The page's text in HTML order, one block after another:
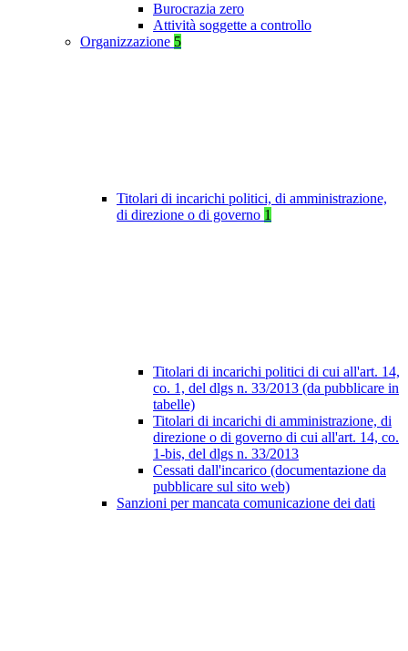
Burocrazia zero
Attività soggette a controllo
Organizzazione 5
Titolari di incarichi politici, di amministrazione,
di direzione o di governo 1
Titolari di incarichi politici di cui all'art. 14,
co. 1, del dlgs n. 33/2013 (da pubblicare in
tabelle)
Titolari di incarichi di amministrazione, di
direzione o di governo di cui all'art. 14, co.
1-bis, del dlgs n. 33/2013
Cessati dall'incarico (documentazione da
pubblicare sul sito web)
Sanzioni per mancata comunicazione dei dati